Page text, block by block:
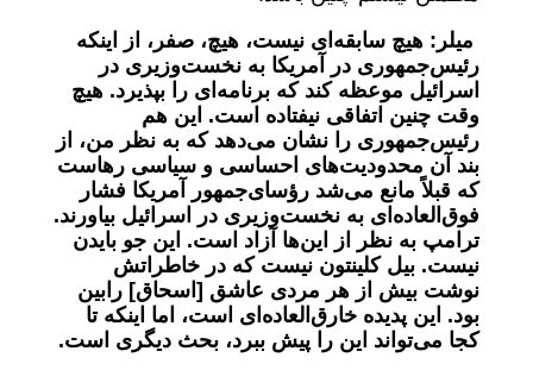
میلر: هیچ سابقه‌ای نیست، هیچ، صفر، از اینکه
رئیس‌جمهوری در آمریکا به نخست‌وزیری در
اسرائیل موعظه کند که برنامه‌ای را بپذیرد. هیچ
وقت چنین اتفاقی نیفتاده است. این هم
رئیس‌جمهوری را نشان می‌دهد که به نظر من، از
بند آن محدودیت‌های احساسی و سیاسی رهاست
که قبلاً مانع می‌شد رؤسای‌جمهور آمریکا فشار
فوق‌العاده‌ای به نخست‌وزیری در اسرائیل بیاورند.
ترامپ به نظر از این‌ها آزاد است. این جو بایدن
نیست. بیل کلینتون نیست که در خاطراتش
نوشت بیش از هر مردی عاشق [اسحاق] رابین
بود. این پدیده خارق‌العاده‌ای است، اما اینکه تا
کجا می‌تواند این را پیش ببرد، بحث دیگری است.